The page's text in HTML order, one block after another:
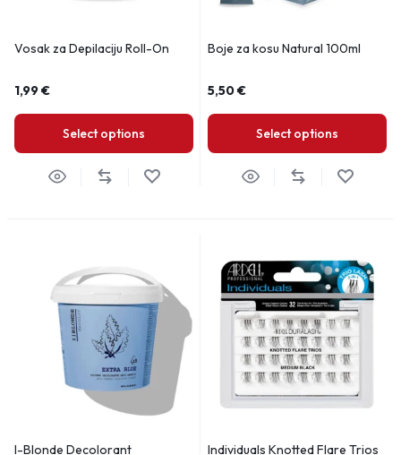
Vosak za Depilaciju Roll-On
1,99€
Select options
Boje za kosu Natural 100ml
5,50€
Select options
I-Blonde Decolorant
Individuals Knotted Flare Trios